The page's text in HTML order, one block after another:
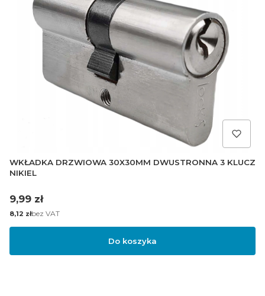
WKŁADKA DRZWIOWA 30X30MM DWUSTRONNA 3 KLUCZ
NIKIEL
Cena
9,99 zł
Cena
8,12 złbez VAT
Do koszyka